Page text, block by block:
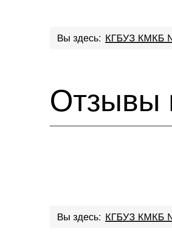
Вы здесь: КГБУЗ КМКБ
Отзывы
Вы здесь: КГБУЗ КМКБ